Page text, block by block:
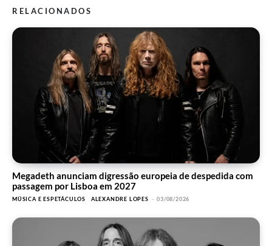
RELACIONADOS
Megadeth anunciam digressão europeia de despedida com
passagem por Lisboa em 2027
MÚSICA E ESPETÁCULOS ALEXANDRE LOPES - 03/08/2026